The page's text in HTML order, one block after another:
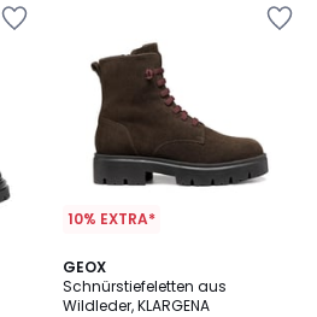
10% EXTRA*
GEOX
Schnürstiefeletten aus
Wildleder, KLARGENA